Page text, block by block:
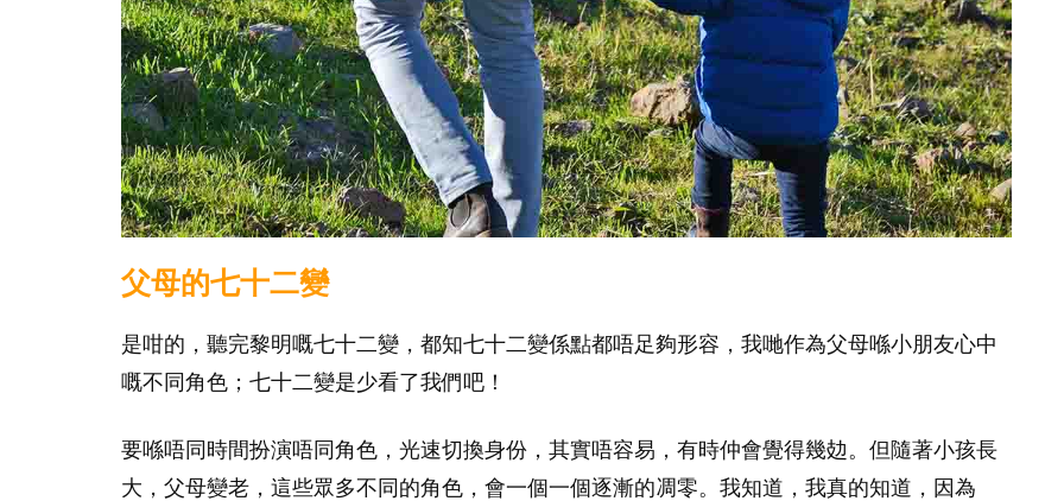
父母的七十二變
是咁的，聽完黎明嘅七十二變，都知七十二變係點都唔足夠形容，我哋作為父母喺小朋友心中
嘅不同角色；七十二變是少看了我們吧！
要喺唔同時間扮演唔同角色，光速切換身份，其實唔容易，有時仲會覺得幾攰。但隨著小孩長
大，父母變老，這些眾多不同的角色，會一個一個逐漸的凋零。我知道，我真的知道，因為